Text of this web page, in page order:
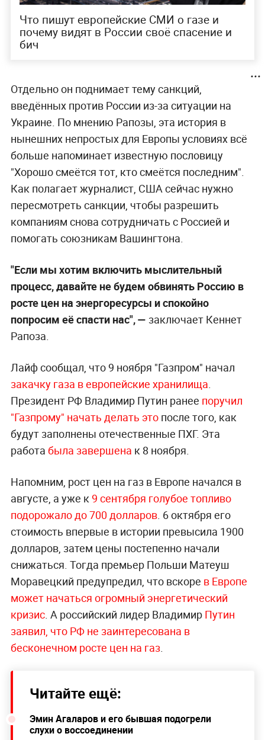
Что пишут европейские СМИ о газе и
почему видят в России своё спасение и
бич
Отдельно он поднимает тему санкций,
введённых против России из-за ситуации на
Украине. По мнению Рапозы, эта история в
нынешних непростых для Европы условиях всё
больше напоминает известную пословицу
"Хорошо смеётся тот, кто смеётся последним".
Как полагает журналист, США сейчас нужно
пересмотреть санкции, чтобы разрешить
компаниям снова сотрудничать с Россией и
помогать союзникам Вашингтона.
"Если мы хотим включить мыслительный
процесс, давайте не будем обвинять Россию в
росте цен на энергоресурсы и спокойно
попросим её спасти нас", — заключает Кеннет
Рапоза.
Лайф сообщал, что 9 ноября "Газпром" начал
закачку газа в европейские хранилища.
Президент РФ Владимир Путин ранее поручил
"Газпрому" начать делать этопосле того, как
будут заполнены отечественные ПХГ. Эта
работа была завершена к 8 ноября.
Напомним, рост цен на газ в Европе начался в
августе, а уже к 9 сентября голубое топливо
подорожалодо 700 долларов. 6 октября его
стоимость впервые в истории превысила 1900
долларов, затем цены постепенно начали
снижаться. Тогда премьер Польши Матеуш
Моравецкий предупредил, что вскоре в Европе
может начаться огромный энергетический
кризис. А российский лидер Владимир Путин
заявил, что РФ не заинтересована в
бесконечном росте цен на газ.
Читайте ещё:
Эмин Агаларов и его бывшая подогрели
слухи о воссоединении